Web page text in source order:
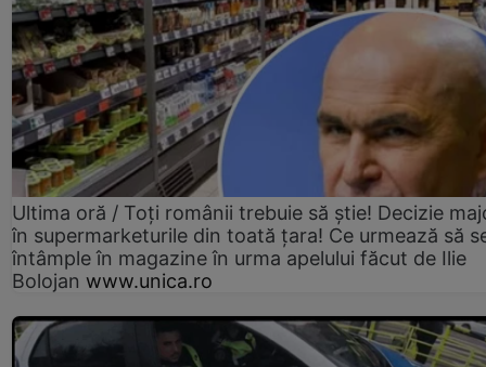
Ultima oră / Toți românii trebuie să știe! Decizie
în supermarketurile din toată țara! Ce urmează să
întâmple în magazine în urma apelului făcut de Ilie
Bolojan www.unica.ro